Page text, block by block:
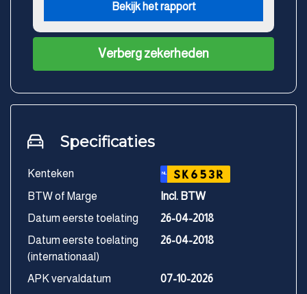
Bekijk het rapport
Verberg zekerheden
Specificaties
Kenteken NL SK653R
BTW of Marge
Incl. BTW
Datum eerste toelating
26-04-2018
Datum eerste toelating
(internationaal)
26-04-2018
APK vervaldatum
07-10-2026